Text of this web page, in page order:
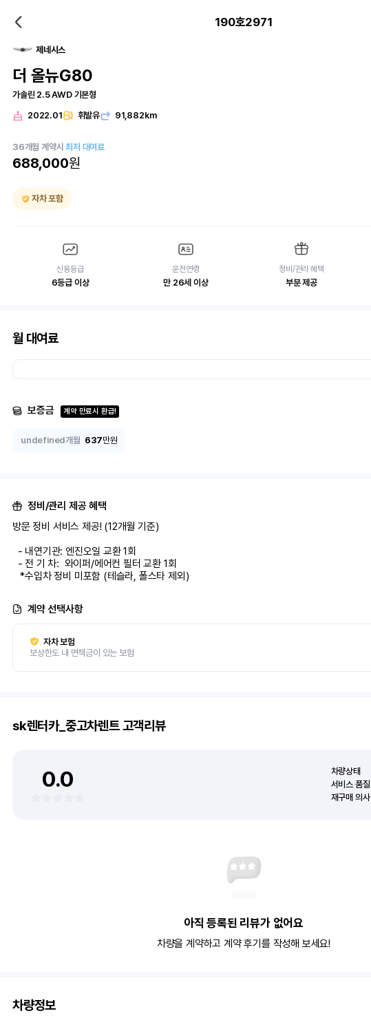
190호2971
제네시스
더 올뉴G80
가솔린 2.5 AWD 기본형
2022.01 휘발유 91,882km
36개월 계약시최저 대여료
688,000원
자차 포함
신용등급
6등급 이상
운전연령
만 26세 이상
정비/관리 혜택
부분 제공
월 대여료
보증금 계약 만료시 환급!
undefined개월 637만원
정비/관리 제공 혜택
방문 정비 서비스 제공! (12개월 기준)
   *수입차 정비 미포함 (테슬라, 폴스타 제외)
계약 선택사항
자차 보험
보상한도 내 면책금이 있는 보험
sk렌터카_중고차렌트고객리뷰
0.0 차량상태
서비스 품질
재구매 의사
아직 등록된 리뷰가 없어요
차량을 계약하고 계약 후기를 작성해 보세요!
차량정보